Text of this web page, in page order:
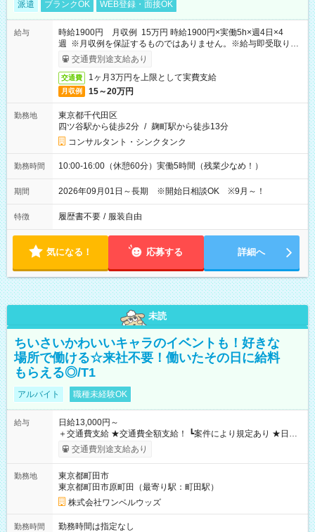
派遣 ブランクOK WEB登録・面接OK
給与
時給1900円 月収例 15万円 時給1900円×実働5h×週4日×4
週 ※月収例を保証するものではありません。※給与即受取りサ
ービス利用可（利用条件有）
交通費別途支給あり
交通費 1ヶ月3万円を上限として実費支給
月収例 15～20万円
勤務地
東京都千代田区
四ツ谷駅から徒歩2分 / 麹町駅から徒歩13分
コンサルタント・シンクタンク
勤務時間 10:00-16:00（休憩60分）実働5時間（残業少なめ！）
期間 2026年09月01日～長期 ※開始日相談OK ※9月～！
特徴 履歴書不要 / 服装自由
気になる！ 応募する 詳細へ
未読
ちいさいかわいいキャラのイベントも！好きな
場所で働ける☆来社不要！働いたその日に給料
もらえる◎/T1
アルバイト 職種未経験OK
給与
日給13,000円～
＋交通費支給 ★交通費全額支給！ ┗案件により規定あり ★日払
いOK！（規定あり） ┗働いたその日に現金GET♪ お仕事後はコ
ンビニATMから 日払い分を引き落とせます！ 【試用期間】試
交通費別途支給あり
勤務地
東京都町田市
東京都町田市原町田（最寄り駅：町田駅）
株式会社ワンベルウッズ
勤務時間
勤務時間は指定なし